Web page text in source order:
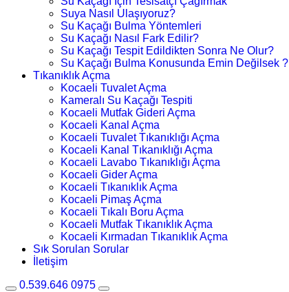
Suya Nasıl Ulaşıyoruz?
Su Kaçağı Bulma Yöntemleri
Su Kaçağı Nasıl Fark Edilir?
Su Kaçağı Tespit Edildikten Sonra Ne Olur?
Su Kaçağı Bulma Konusunda Emin Değilsek ?
Tıkanıklık Açma
Kocaeli Tuvalet Açma
Kameralı Su Kaçağı Tespiti
Kocaeli Mutfak Gideri Açma
Kocaeli Kanal Açma
Kocaeli Tuvalet Tıkanıklığı Açma
Kocaeli Kanal Tıkanıklığı Açma
Kocaeli Lavabo Tıkanıklığı Açma
Kocaeli Gider Açma
Kocaeli Tıkanıklık Açma
Kocaeli Pimaş Açma
Kocaeli Tıkalı Boru Açma
Kocaeli Mutfak Tıkanıklık Açma
Kocaeli Kırmadan Tıkanıklık Açma
Sık Sorulan Sorular
İletişim
0.539.646 0975